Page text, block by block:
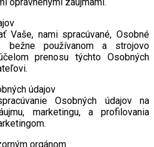
Vaše, nami spracúvané, Osobné
bežne používanom a strojovo
prenosu týchto Osobných
údajov
Osobných údajov na
marketingu, a profilovania
orgánom